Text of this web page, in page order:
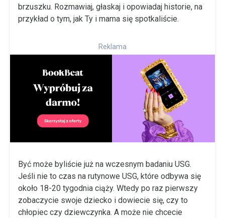
brzuszku. Rozmawiaj, głaskaj i opowiadaj historie, na
przykład o tym, jak Ty i mama się spotkaliście.
Reklama
Być może byliście już na wczesnym badaniu USG.
Jeśli nie to czas na rutynowe USG, które odbywa się
około 18-20 tygodnia ciąży. Wtedy po raz pierwszy
zobaczycie swoje dziecko i dowiecie się, czy to
chłopiec czy dziewczynka. A może nie chcecie